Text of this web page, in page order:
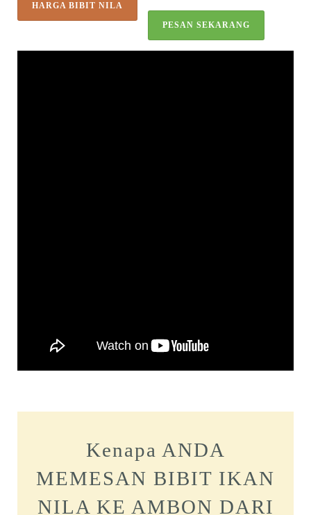
HARGA BIBIT NILA
PESAN SEKARANG
Kenapa ANDA
MEMESAN BIBIT IKAN
NILA KE AMBON DARI